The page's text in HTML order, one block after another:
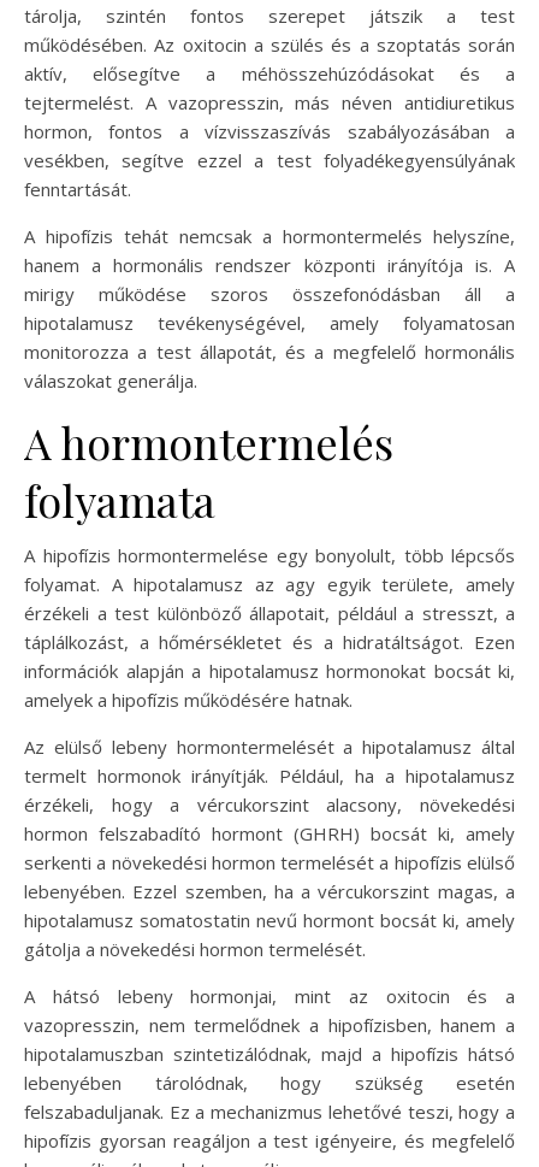
tárolja, szintén fontos szerepet játszik a test
működésében. Az oxitocin a szülés és a szoptatás során
aktív, elősegítve a méhösszehúzódásokat és a
tejtermelést. A vazopresszin, más néven antidiuretikus
hormon, fontos a vízvisszaszívás szabályozásában a
vesékben, segítve ezzel a test folyadékegyensúlyának
fenntartását.
A hipofízis tehát nemcsak a hormontermelés helyszíne,
hanem a hormonális rendszer központi irányítója is. A
mirigy működése szoros összefonódásban áll a
hipotalamusz tevékenységével, amely folyamatosan
monitorozza a test állapotát, és a megfelelő hormonális
válaszokat generálja.
A hormontermelés
folyamata
A hipofízis hormontermelése egy bonyolult, több lépcsős
folyamat. A hipotalamusz az agy egyik területe, amely
érzékeli a test különböző állapotait, például a stresszt, a
táplálkozást, a hőmérsékletet és a hidratáltságot. Ezen
információk alapján a hipotalamusz hormonokat bocsát ki,
amelyek a hipofízis működésére hatnak.
Az elülső lebeny hormontermelését a hipotalamusz által
termelt hormonok irányítják. Például, ha a hipotalamusz
érzékeli, hogy a vércukorszint alacsony, növekedési
hormon felszabadító hormont (GHRH) bocsát ki, amely
serkenti a növekedési hormon termelését a hipofízis elülső
lebenyében. Ezzel szemben, ha a vércukorszint magas, a
hipotalamusz somatostatin nevű hormont bocsát ki, amely
gátolja a növekedési hormon termelését.
A hátsó lebeny hormonjai, mint az oxitocin és a
vazopresszin, nem termelődnek a hipofízisben, hanem a
hipotalamuszban szintetizálódnak, majd a hipofízis hátsó
lebenyében tárolódnak, hogy szükség esetén
felszabaduljanak. Ez a mechanizmus lehetővé teszi, hogy a
hipofízis gyorsan reagáljon a test igényeire, és megfelelő